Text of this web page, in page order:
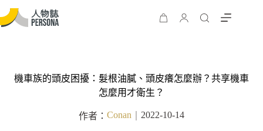
機車族的頭皮困擾：髮根油膩、頭皮癢怎麼辦？共享機車
怎麼用才衛生？
作者： Conan 2022-10-14